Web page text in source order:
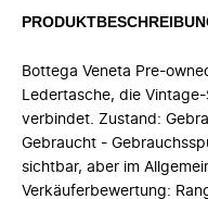
Bottega Veneta Pre-
Ledertasche, die
verbindet. Zustand:
Gebraucht -
sichtbar, aber im
Verkäuferbewertung: